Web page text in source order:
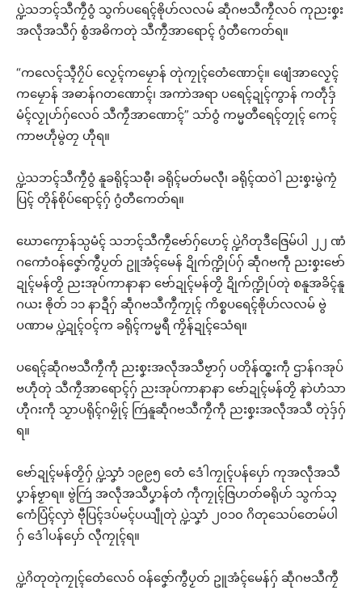
ပ္ဍဲသဘၚ်သဳကၠဳဝွံ သွက်ပရေၚ်ၜိုဟ်လလမ် ဆဵုဂဗသဳကၠဳလဝ် ကုညးစၞး
အလဵုအသဳဂှ် စွံအဓိကတုဲ သဳကၠဳအာရောၚ် ဂွံတီကေတ်ရ။
“ကလေၚ်သ္ၚဳဂၠိပ် လၟေၚ်ကမၠောန် တုဲကၠုၚ်တေံဏောၚ်။ ဖျေံအာလၟေၚ်
ကမၠောန် အဓာန်ဂတဏောၚ်၊ အကာဲအရာ ပရေၚ်ဍုၚ်ကွာန် ကတဵုဒှ်
မံၚ်လၟုဟ်ဂှ်လေဝ် သဳကၠဳအာဏောၚ်” သာ်ဝွံ ကမ္မတဳရေၚ်တၠုၚ် ကေၚ်
ကာဗဟဵုမွဲတၠ ဟီုရ။
ပ္ဍဲသဘၚ်သဳကၠဳဝွံ နူခရိုၚ်သဓီု၊ ခရိုၚ်မတ်မလီု၊ ခရိုၚ်ထဝဲါ ညးစၞးမွဲကၠံ
ပြၚ် တိုန်စိုပ်ရောၚ်ဂှ် ဂွံတီကေတ်ရ။
ဃောကၠောန်သ္ပမံၚ် သဘၚ်သဳကၠဳဗော်ဂှ်ဟေၚ် ပ္ဍဲဂိတုဒဳဇြေမ်ပါ ၂၂ ဏံ
ဂကောံဝန်ဇၞော်ကွဳပၟတ် ဥူအံၚ်မေန် ဍိုက်က္ဍိုပ်ဂှ် ဆဵုဂဗကဵု ညးစၞးဗော်
ဍုၚ်မန်တၟိ ညးအုပ်ကာနာနာ ဗော်ဍုၚ်မန်တၟိ ဍိုက်က္ဍိုပ်တုဲ စနူအခိၚ်နူ
ဂယး ၜိုတ် ၁၁ နာဍဳဂှ် ဆဵုဂဗသဳကၠဳကၠုၚ် ကိစ္စပရေၚ်ၜိုဟ်လလမ် ဗွဲ
ပဏာမ ပ္ဍဲဍုၚ်ဝၚ်က ခရိုၚ်ကမ္မရဳ ကၟိန်ဍုၚ်သေံရ။
ပရေၚ်ဆဵုဂဗသဳကၠဳကဵု ညးစၞးအလဵုအသဳဗၟာဂှ် ပတိုန်ထ္ၜးကဵု ဌာန်ဂအုပ်
ဗဟဵုတုဲ သဳကၠဳအာရောၚ်ဂှ် ညးအုပ်ကာနာနာ ဗော်ဍုၚ်မန်တၟိ နာဲဟံသာ
ဟီုဂးကဵု သၟာပရိုၚ်ဂမၠိုၚ် ကြဴနူဆဵုဂဗသဳကၠဳကဵု ညးစၞးအလဵုအသဳ တုဲဒှ်ဂှ်
ရ။
ဗော်ဍုၚ်မန်တၟိဂှ် ပ္ဍဲသၞာံ ၁၉၉၅ တေံ ဒေံါကၠုၚ်ပန်ပှော် ကုအလဵုအသဳ
ပၞာန်ဗၟာရ။ ဗွဲကြဴ အလဵုအသဳပၞာန်တံ ကဵုကၠုၚ်ဇြဟတ်ဓရိုဟ် သွက်သ္
ဂောံပြံၚ်လှာဲ ဗီုပြၚ်ဒပ်မၚ်ပယျဵုတုဲ ပ္ဍဲသၞာံ ၂၀၁၀ ဂိတုသေပ်တေမ်ပါ
ဂှ် ဒေံါပန်ပှော် လီုကၠုၚ်ရ။
ပ္ဍဲဂိတုတုဲကၠုၚ်တေံလေဝ် ဝန်ဇၞော်ကွဳပၟတ် ဥူအံၚ်မေန်ဂှ် ဆဵုဂဗသဳကၠဳ